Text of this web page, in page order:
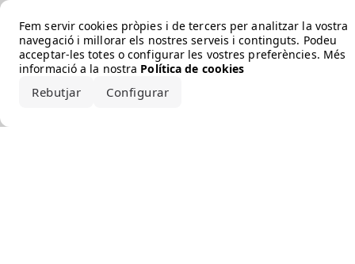
Fem servir cookies pròpies i de tercers per analitzar la vostra
navegació i millorar els nostres serveis i continguts. Podeu
acceptar-les totes o configurar les vostres preferències. Més
informació a la nostra Política de cookies
Rebutjar Configurar
Error loading the brand